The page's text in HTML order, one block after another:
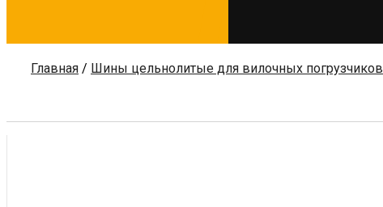
Главная / Шины цельнолитые для вилочных погрузчиков